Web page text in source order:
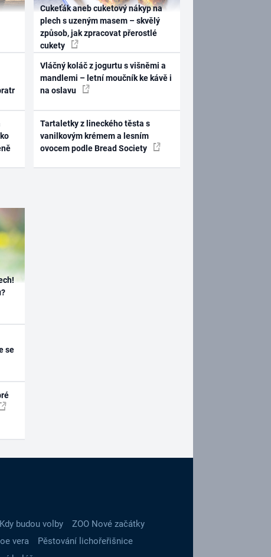
Cukeťák aneb cuketový nákyp na
plech s uzeným masem – skvělý
způsob, jak zpracovat přerostlé
cukety
Vláčný koláč z jogurtu s višněmi a
mandlemi – letní moučník ke kávě i
na oslavu
Tartaletky z lineckého těsta s
vanilkovým krémem a lesním
ovocem podle Bread Society
se
Kdy budou volby
ZOO Nové začátky
vera
Pěstování lichořeřišnice